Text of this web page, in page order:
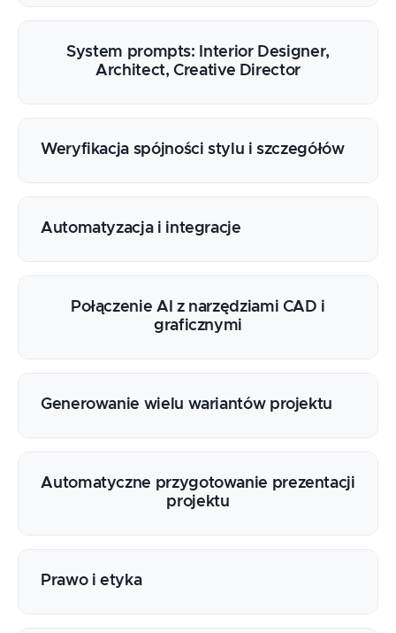
System prompts: Interior Designer,
Architect, Creative Director
Weryfikacja spójności stylu i szczegółów
Automatyzacja i integracje
Połączenie AI z narzędziami CAD i
graficznymi
Generowanie wielu wariantów projektu
Automatyczne przygotowanie prezentacji
projektu
Prawo i etyka